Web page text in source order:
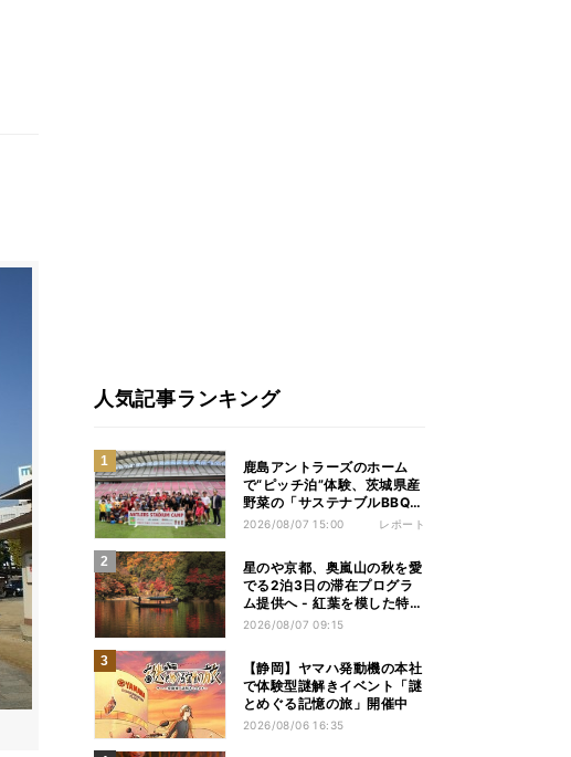
人気記事ランキング
鹿島アントラーズのホーム
で“ピッチ泊”体験、茨城県産
野菜の「サステナブルBBQ」
も楽しむ特別キャンプ
2026/08/07 15:00 レポート
星のや京都、奥嵐山の秋を愛
でる2泊3日の滞在プログラ
ム提供へ - 紅葉を模した特別
料理、舟遊び、オオモミジの
2026/08/07 09:15
【静岡】ヤマハ発動機の本社
で体験型謎解きイベント「謎
とめぐる記憶の旅」開催中
2026/08/06 16:35